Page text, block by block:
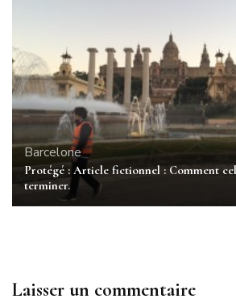
Barcelone
Protégé : Article fictionnel : Comment
terminer.
Laisser un commentaire